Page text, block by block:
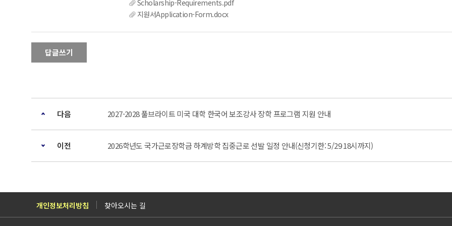
Scholarship-Requirements.pdf
지원서Application-Form.docx
답글쓰기
다음 2027-2028 풀브라이트 미국 대학 한국어 보조강사 장학 프로그램 지원 안내
이전 2026학년도 국가근로장학금 하계방학 집중근로 선발 일정 안내(신청기한: 5/29 18시까지)
개인정보처리방침 찾아오시는 길